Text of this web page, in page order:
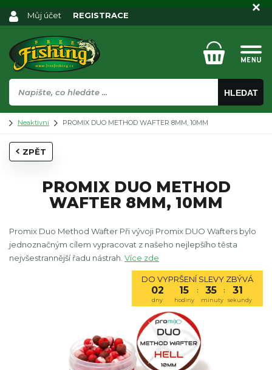
HLEDAT
Můj účet REGISTRACE
Neaktivní PROMIX DUO METHOD WAFTER 8MM, 10MM
ZPĚT
PROMIX DUO METHOD
WAFTER 8MM, 10MM
Promix Duo Method Wafter Při vývoji Promix DUO Wafters bylo
jednoznačným cílem vypracovat z našeho nejlepšího těsta
nejvšestrannější řadu nástrah. Více zde
DO VYPRŠENÍ SLEVY ZBÝVÁ
02 15 : 35 : 31
dny hodiny minuty sekundy